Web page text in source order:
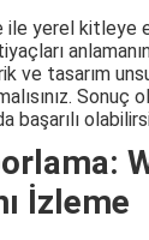
ile yerel kitleye
anlamanın
ve tasarım
Sonuç
başarılı
İzleme